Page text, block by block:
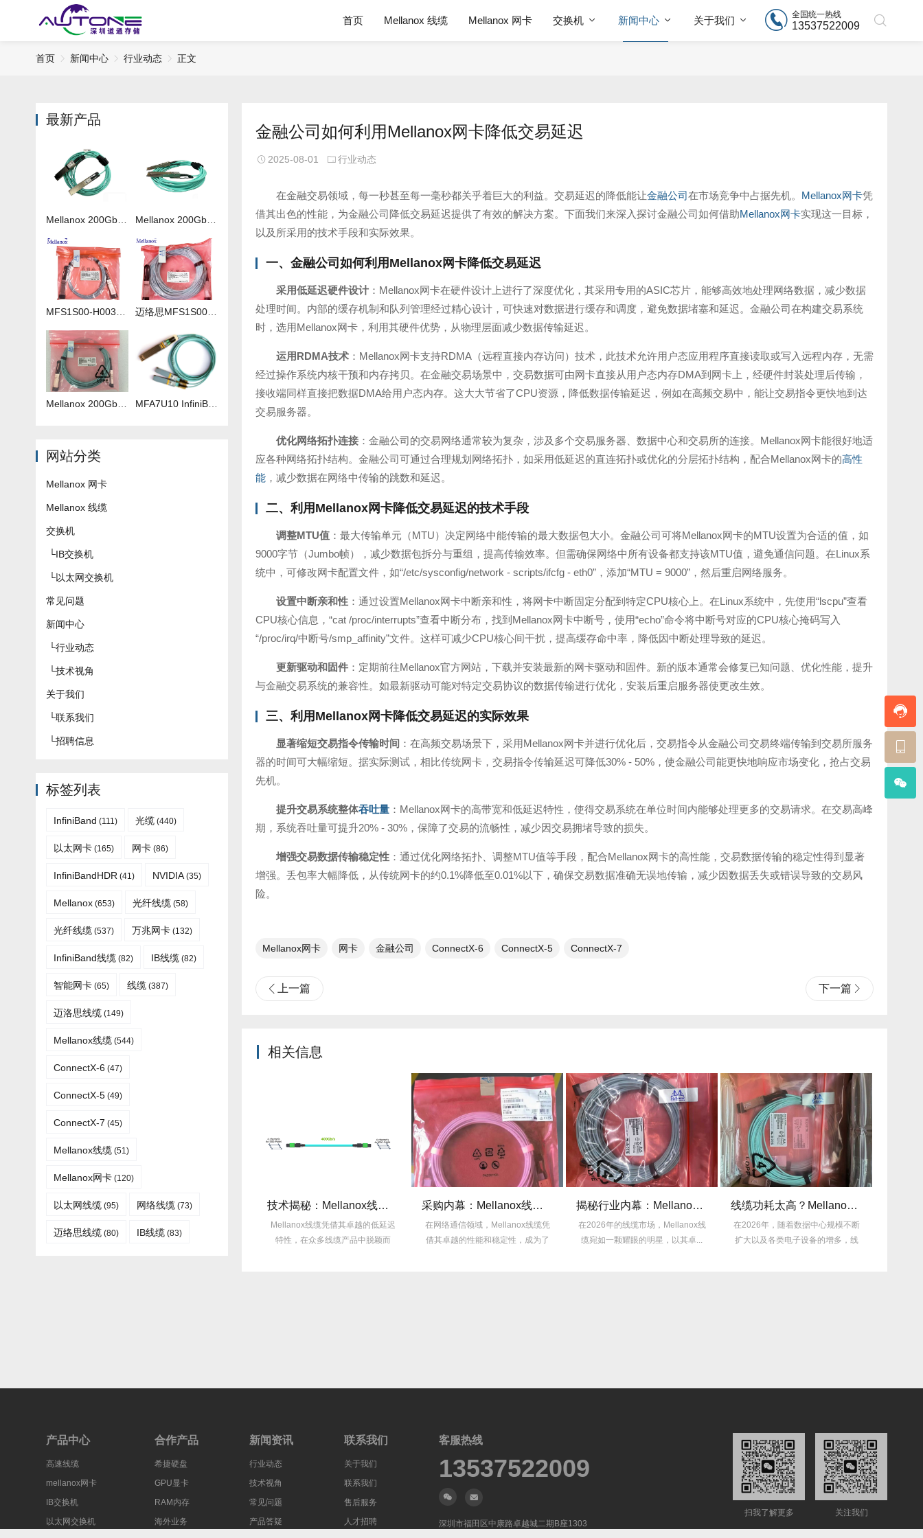
首页 Mellanox 线缆 Mellanox 网卡 交换机 新闻中心 关于我们
全国统一热线
13537522009
首页 新闻中心 行业动态 正文
金融公司如何利用Mellanox网卡降低交易延迟
2025-08-01 行业动态
在金融交易领域，每一秒甚至每一毫秒都关乎着巨大的利益。交易延迟的降低能让金融公司在市场竞争中占据先机。 Mellanox网卡凭
借其出色的性能，为金融公司降低交易延迟提供了有效的解决方案。下面我们来深入探讨金融公司如何借助Mellanox网卡实现这一目标，
以及所采用的技术手段和实际效果。
一、金融公司如何利用Mellanox网卡降低交易延迟
采用低延迟硬件设计 ：Mellanox网卡在硬件设计上进行了深度优化，其采用专用的ASIC芯片，能够高效地处理网络数据，减少数据
处理时间。内部的缓存机制和队列管理经过精心设计，可快速对数据进行缓存和调度，避免数据堵塞和延迟。金融公司在构建交易系统
时，选用Mellanox网卡，利用其硬件优势，从物理层面减少数据传输延迟。
运用RDMA技术 ：Mellanox网卡支持RDMA（远程直接内存访问）技术，此技术允许用户态应用程序直接读取或写入远程内存，无需
经过操作系统内核干预和内存拷贝。在金融交易场景中，交易数据可由网卡直接从用户态内存DMA到网卡上，经硬件封装处理后传输，
接收端同样直接把数据DMA给用户态内存。这大大节省了CPU资源，降低数据传输延迟，例如在高频交易中，能让交易指令更快地到达
交易服务器。
优化网络拓扑连接 ：金融公司的交易网络通常较为复杂，涉及多个交易服务器、数据中心和交易所的连接。Mellanox网卡能很好地适
应各种网络拓扑结构。金融公司可通过合理规划网络拓扑，如采用低延迟的直连拓扑或优化的分层拓扑结构，配合Mellanox网卡的高性
能 ，减少数据在网络中传输的跳数和延迟。
二、利用Mellanox网卡降低交易延迟的技术手段
调整MTU值 ：最大传输单元（MTU）决定网络中能传输的最大数据包大小。金融公司可将Mellanox网卡的MTU设置为合适的值，如
9000字节（Jumbo帧），减少数据包拆分与重组，提高传输效率。但需确保网络中所有设备都支持该MTU值，避免通信问题。在Linux系
统中，可修改网卡配置文件，如“/etc/sysconfig/network - scripts/ifcfg - eth0”，添加“MTU = 9000”，然后重启网络服务。
设置中断亲和性 ：通过设置Mellanox网卡中断亲和性，将网卡中断固定分配到特定CPU核心上。在Linux系统中，先使用“lscpu”查看
CPU核心信息，“cat /proc/interrupts”查看中断分布，找到Mellanox网卡中断号，使用“echo”命令将中断号对应的CPU核心掩码写入
“/proc/irq/中断号/smp_affinity”文件。这样可减少CPU核心间干扰，提高缓存命中率，降低因中断处理导致的延迟。
更新驱动和固件 ：定期前往Mellanox官方网站，下载并安装最新的网卡驱动和固件。新的版本通常会修复已知问题、优化性能，提升
与金融交易系统的兼容性。如最新驱动可能对特定交易协议的数据传输进行优化，安装后重启服务器使更改生效。
三、利用Mellanox网卡降低交易延迟的实际效果
显著缩短交易指令传输时间 ：在高频交易场景下，采用Mellanox网卡并进行优化后，交易指令从金融公司交易终端传输到交易所服务
器的时间可大幅缩短。据实际测试，相比传统网卡，交易指令传输延迟可降低30% - 50%，使金融公司能更快地响应市场变化，抢占交易
先机。
提升交易系统整体吞吐量 ：Mellanox网卡的高带宽和低延迟特性，使得交易系统在单位时间内能够处理更多的交易请求。在交易高峰
期，系统吞吐量可提升20% - 30%，保障了交易的流畅性，减少因交易拥堵导致的损失。
增强交易数据传输稳定性 ：通过优化网络拓扑、调整MTU值等手段，配合Mellanox网卡的高性能，交易数据传输的稳定性得到显著
增强。丢包率大幅降低，从传统网卡的约0.1%降低至0.01%以下，确保交易数据准确无误地传输，减少因数据丢失或错误导致的交易风
险。
Mellanox网卡 网卡 金融公司 ConnectX-6 ConnectX-5 ConnectX-7
上一篇 下一篇
相关信息
旧线缆故障每月3次？Mellanox线缆全年零故障，太省心！
每月故障达3次甚至更
场上备受青睐，然而，面对多种带
技术揭秘：Mellanox线缆低延迟背后的“信号优化”黑科技！
Mellanox线缆凭借其卓越的低延迟
特性，在众多线缆产品中脱颖而
采购内幕：Mellanox线缆验真3步走，假货休想蒙混过关！
在网络通信领域，Mellanox线缆凭
借其卓越的性能和稳定性，成为了
揭秘行业内幕：Mellanox线缆为何比同类产品耐用3倍？
在2026年的线缆市场，Mellanox线
缆宛如一颗耀眼的明星，以其卓...
线缆功耗太高？Mellanox线缆低功耗方案能省多少电费？
在2026年，随着数据中心规模不断
扩大以及各类电子设备的增多，线
最新产品
网站分类
Mellanox 网卡
Mellanox 线缆
交换机
└IB交换机
└以太网交换机
常见问题
新闻中心
└行业动态
└技术视角
关于我们
└联系我们
└招聘信息
标签列表
InfiniBand (111) 光缆 (440)
以太网卡 (165) 网卡 (86)
InfiniBandHDR (41) NVIDIA(35)
Mellanox (653) 光纤线缆 (58)
光纤线缆​ (537) 万兆网卡 (132)
InfiniBand线缆 (82) IB线缆 (82)
智能网卡 (65) 线缆 (387)
迈洛思线缆 (149)
Mellanox线缆 (544)
ConnectX-6 (47)
ConnectX-5 (49)
ConnectX-7 (45)
Mellanox线缆​ (51)
Mellanox网卡 (120)
以太网线缆 (95) 网络线缆 (73)
迈络思线缆 (80) IB线缆​ (83)
产品中心
高速线缆
mellanox网卡
IB交换机
以太网交换机
合作产品
希捷硬盘
GPU显卡
RAM内存
海外业务
新闻资讯
行业动态
技术视角
常见问题
产品答疑
联系我们
关于我们
联系我们
售后服务
人才招聘
客服热线
13537522009
深圳市福田区中康路卓越城二期B座1303
扫我了解更多 关注我们